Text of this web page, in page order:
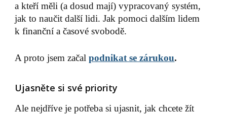
a kteří měli (a dosud mají) vypracovaný systém,
jak to naučit další lidi. Jak pomoci dalším lidem
k finanční a časové svobodě.
A proto jsem začalpodnikat se zárukou.
Ujasněte si své priority
Ale nejdříve je potřeba si ujasnit, jak chcete žít